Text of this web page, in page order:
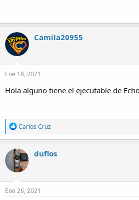
Camila20955
Ene 18, 2021
Hola alguno tiene el ejecutable de
R
e
a
c
t
i
o
n
s
Carlos Cruz
duflos
Ene 26, 2021